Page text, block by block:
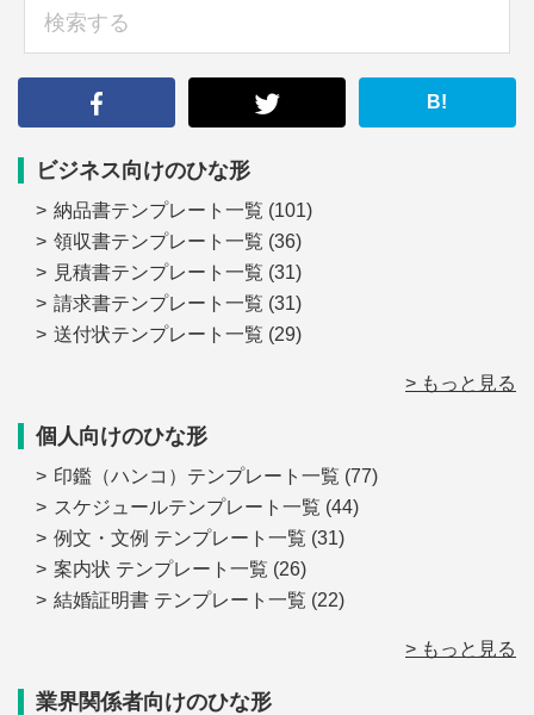
B!
ビジネス向けのひな形
納品書テンプレート一覧 (101)
領収書テンプレート一覧 (36)
見積書テンプレート一覧 (31)
請求書テンプレート一覧 (31)
送付状テンプレート一覧 (29)
> もっと見る
個人向けのひな形
印鑑（ハンコ）テンプレート一覧 (77)
スケジュールテンプレート一覧 (44)
例文・文例 テンプレート一覧 (31)
案内状 テンプレート一覧 (26)
結婚証明書 テンプレート一覧 (22)
> もっと見る
業界関係者向けのひな形